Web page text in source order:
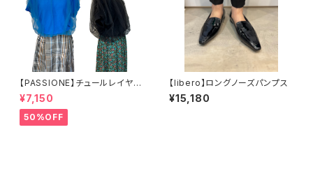
【PASSIONE】チュールレイヤー
ドショート丈PO
¥7,150
50%OFF
【libero】ロングノーズパンプス
¥15,180